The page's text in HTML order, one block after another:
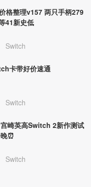
格整理v157 两只手柄279
41新史低
Switch
卡带好价速通
Switch
宫崎英高Switch 2新作测试
⏰
Switch